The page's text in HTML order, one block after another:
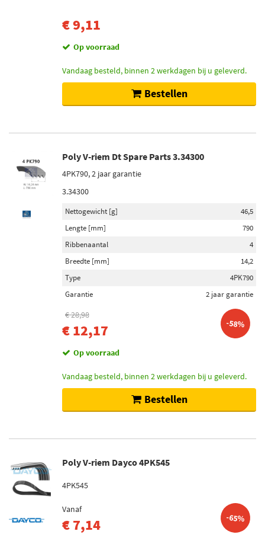
€ 9,11
Op voorraad
Vandaag besteld, binnen 2 werkdagen bij u geleverd.
Bestellen
Poly V-riem Dt Spare Parts 3.34300
4PK790, 2 jaar garantie
3.34300
Nettogewicht [g]
46,5
Lengte [mm]
790
Ribbenaantal
4
Breedte [mm]
14,2
Type
4PK790
Garantie
2 jaar garantie
€ 28,98
€ 12,17 -58%
Op voorraad
Vandaag besteld, binnen 2 werkdagen bij u geleverd.
Bestellen
Poly V-riem Dayco 4PK545
4PK545
Vanaf
€ 7,14 -65%